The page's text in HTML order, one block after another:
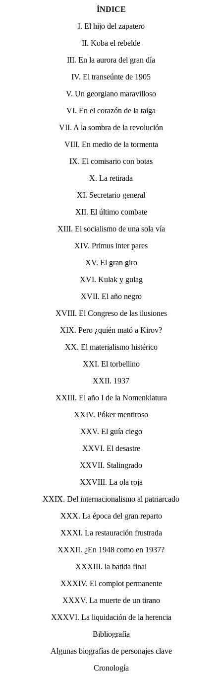
ÍNDICE
I. El hijo del zapatero
II. Koba el rebelde
III. En la aurora del gran día
IV. El transeúnte de 1905
V. Un georgiano maravilloso
VI. En el corazón de la taiga
VII. A la sombra de la revolución
VIII. En medio de la tormenta
IX. El comisario con botas
X. La retirada
XI. Secretario general
XII. El último combate
XIII. El socialismo de una sola vía
XIV. Primus inter pares
XV. El gran giro
XVI. Kulak y gulag
XVII. El año negro
XVIII. El Congreso de las ilusiones
XIX. Pero ¿quién mató a Kirov?
XX. El materialismo histérico
XXI. El torbellino
XXII. 1937
XXIII. El año I de la Nomenklatura
XXIV. Póker mentiroso
XXV. El guía ciego
XXVI. El desastre
XXVII. Stalingrado
XXVIII. La ola roja
XXIX. Del internacionalismo al patriarcado
XXX. La época del gran reparto
XXXI. La restauración frustrada
XXXII. ¿En 1948 como en 1937?
XXXIII. la batida final
XXXIV. El complot permanente
XXXV. La muerte de un tirano
XXXVI. La liquidación de la herencia
Bibliografía
Algunas biografías de personajes clave
Cronología